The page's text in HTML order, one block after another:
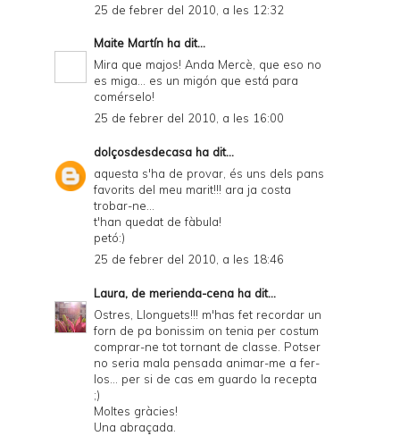
25 de febrer del 2010, a les 12:32
Maite Martín ha dit...
Mira que majos! Anda Mercè, que eso no
es miga... es un migón que está para
comérselo!
25 de febrer del 2010, a les 16:00
dolçosdesdecasa ha dit...
aquesta s'ha de provar, és uns dels pans
favorits del meu marit!!! ara ja costa
trobar-ne...
t'han quedat de fàbula!
petó:)
25 de febrer del 2010, a les 18:46
Laura, de merienda-cena ha dit...
Ostres, Llonguets!!! m'has fet recordar un
forn de pa bonissim on tenia per costum
comprar-ne tot tornant de classe. Potser
no seria mala pensada animar-me a fer-
los... per si de cas em guardo la recepta
;)
Moltes gràcies!
Una abraçada.